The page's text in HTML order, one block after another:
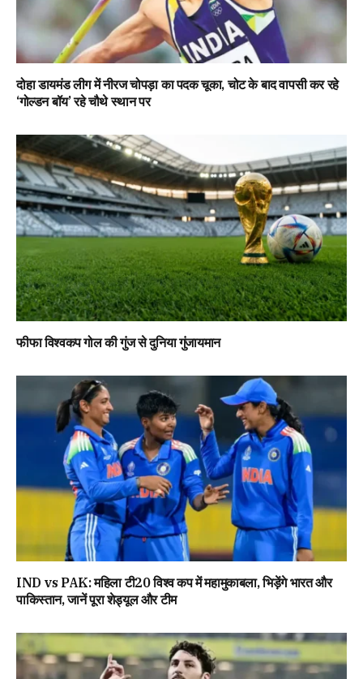
दोहा डायमंड लीग में नीरज चोपड़ा का पदक चूका, चोट के बाद वापसी कर रहे
‘गोल्डन बॉय’ रहे चौथे स्थान पर
फीफा विश्वकप गोल की गुंज से दुनिया गुंजायमान
IND vs PAK: महिला टी20 विश्व कप में महामुकाबला, भिड़ेंगे भारत और
पाकिस्तान, जानें पूरा शेड्यूल और टीम